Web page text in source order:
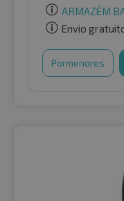
ARMAZÉM
Envio
Pormenores